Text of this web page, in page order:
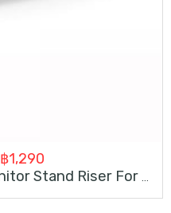
฿1,290
range:
โต๊ะวางจอคอมพิวเตอร์ Monitor Stand Riser For Laptop IMac Computer